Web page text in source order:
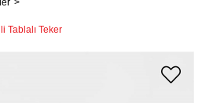
Tablalı Teker